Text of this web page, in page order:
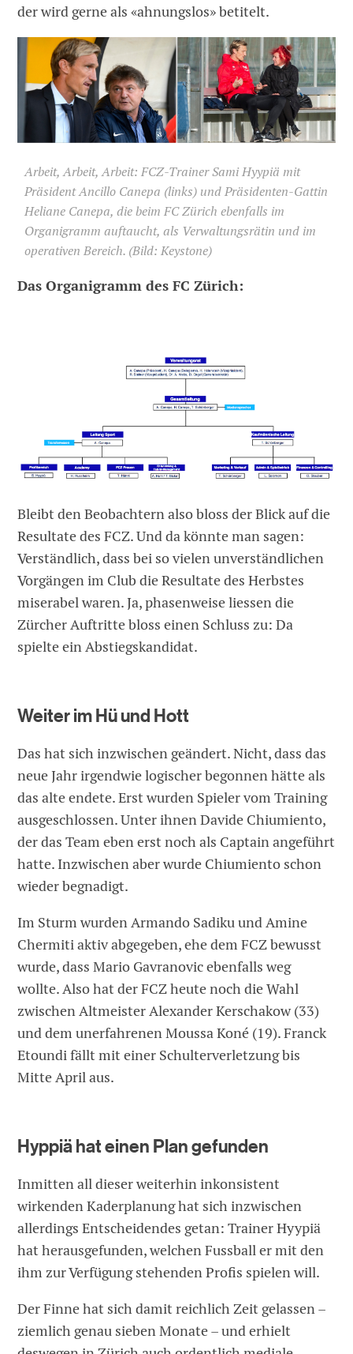
der wird gerne als «ahnungslos» betitelt.
Arbeit, Arbeit, Arbeit: FCZ-Trainer Sami Hyypiä mit
Präsident Ancillo Canepa (links) und Präsidenten-Gattin
Heliane Canepa, die beim FC Zürich ebenfalls im
Organigramm auftaucht, als Verwaltungsrätin und im
operativen Bereich. (Bild: Keystone)
Das Organigramm des FC Zürich:
Bleibt den Beobachtern also bloss der Blick auf die
Resultate des FCZ. Und da könnte man sagen:
Verständlich, dass bei so vielen unverständlichen
Vorgängen im Club die Resultate des Herbstes
miserabel waren. Ja, phasenweise liessen die
Zürcher Auftritte bloss einen Schluss zu: Da
spielte ein Abstiegskandidat.
Weiter im Hü und Hott
Das hat sich inzwischen geändert. Nicht, dass das
neue Jahr irgendwie logischer begonnen hätte als
das alte endete. Erst wurden Spieler vom Training
ausgeschlossen. Unter ihnen Davide Chiumiento,
der das Team eben erst noch als Captain angeführt
hatte. Inzwischen aber wurde Chiumiento schon
wieder begnadigt.
Im Sturm wurden Armando Sadiku und Amine
Chermiti aktiv abgegeben, ehe dem FCZ bewusst
wurde, dass Mario Gavranovic ebenfalls weg
wollte. Also hat der FCZ heute noch die Wahl
zwischen Altmeister Alexander Kerschakow (33)
und dem unerfahrenen Moussa Koné (19). Franck
Etoundi fällt mit einer Schulterverletzung bis
Mitte April aus.
Hyppiä hat einen Plan gefunden
Inmitten all dieser weiterhin inkonsistent
wirkenden Kaderplanung hat sich inzwischen
allerdings Entscheidendes getan: Trainer Hyypiä
hat herausgefunden, welchen Fussball er mit den
ihm zur Verfügung stehenden Profis spielen will.
Der Finne hat sich damit reichlich Zeit gelassen –
ziemlich genau sieben Monate – und erhielt